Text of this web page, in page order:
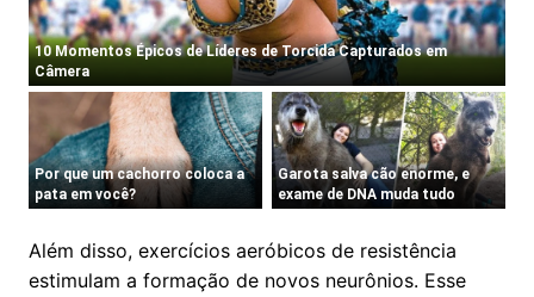
Além disso, exercícios aeróbicos de resistência
estimulam a formação de novos neurônios. Esse